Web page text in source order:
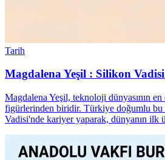
Tarih
Magdalena Yeşil : Silikon
Magdalena Yeşil, teknoloji dünyasının
figürlerinden biridir. Türkiye doğumlu
Vadisi'nde kariyer yaparak, dünyanın